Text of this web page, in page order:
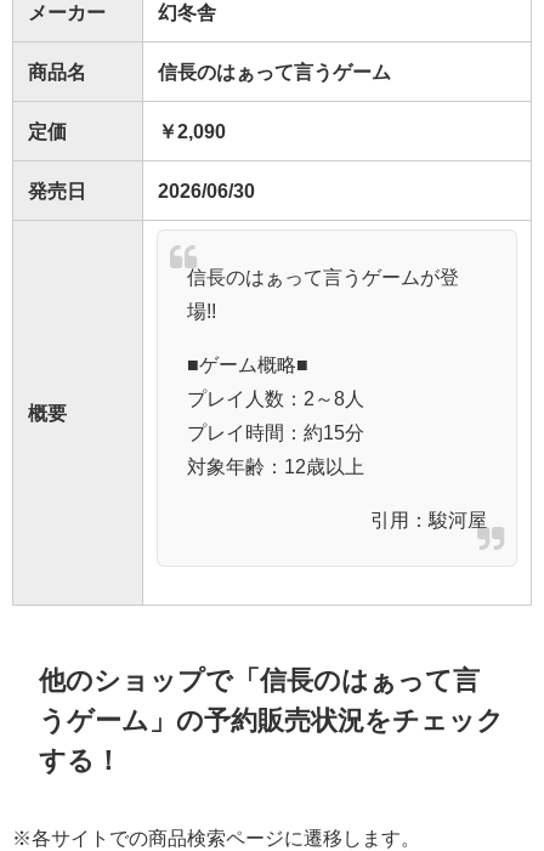
メーカー 幻冬舎
商品名 信長のはぁって言うゲーム
定価 ￥2,090
発売日 2026/06/30
概要
信長のはぁって言うゲームが登
場!!
■ゲーム概略■
プレイ人数：2～8人
プレイ時間：約15分
対象年齢：12歳以上
引用： 駿河屋
他のショップで「信長のはぁって言
うゲーム」の予約販売状況をチェック
する！
※各サイトでの商品検索ページに遷移します。